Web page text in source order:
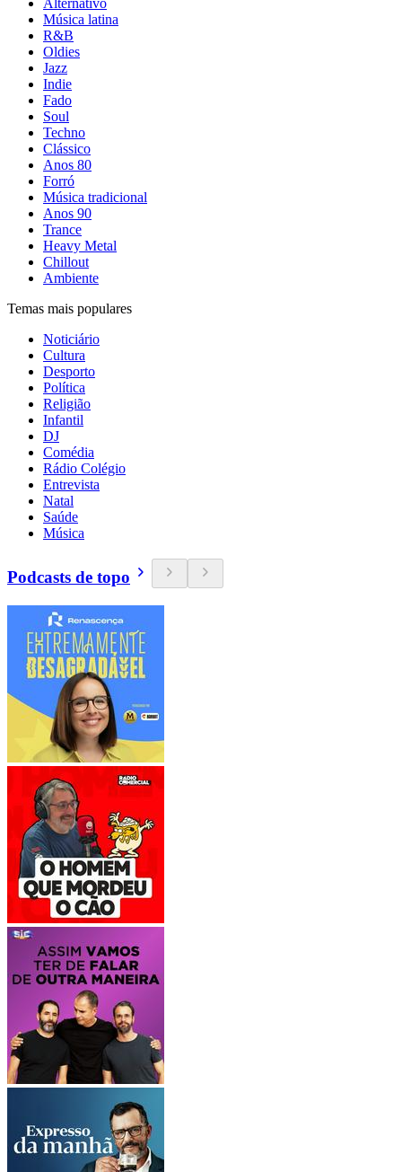
Alternativo
Música latina
R&B
Oldies
Jazz
Indie
Fado
Soul
Techno
Clássico
Anos 80
Forró
Música tradicional
Anos 90
Trance
Heavy Metal
Chillout
Ambiente
Temas mais populares
Noticiário
Cultura
Desporto
Política
Religião
Infantil
DJ
Comédia
Rádio Colégio
Entrevista
Natal
Saúde
Música
Podcasts de topo